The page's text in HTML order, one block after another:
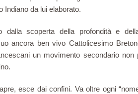
Indiano da lui elaborato.
dalla scoperta della profondità e
ancora ben vivo Cattolicesimo
un movimento secondario non
esce dai confini. Va oltre ogni